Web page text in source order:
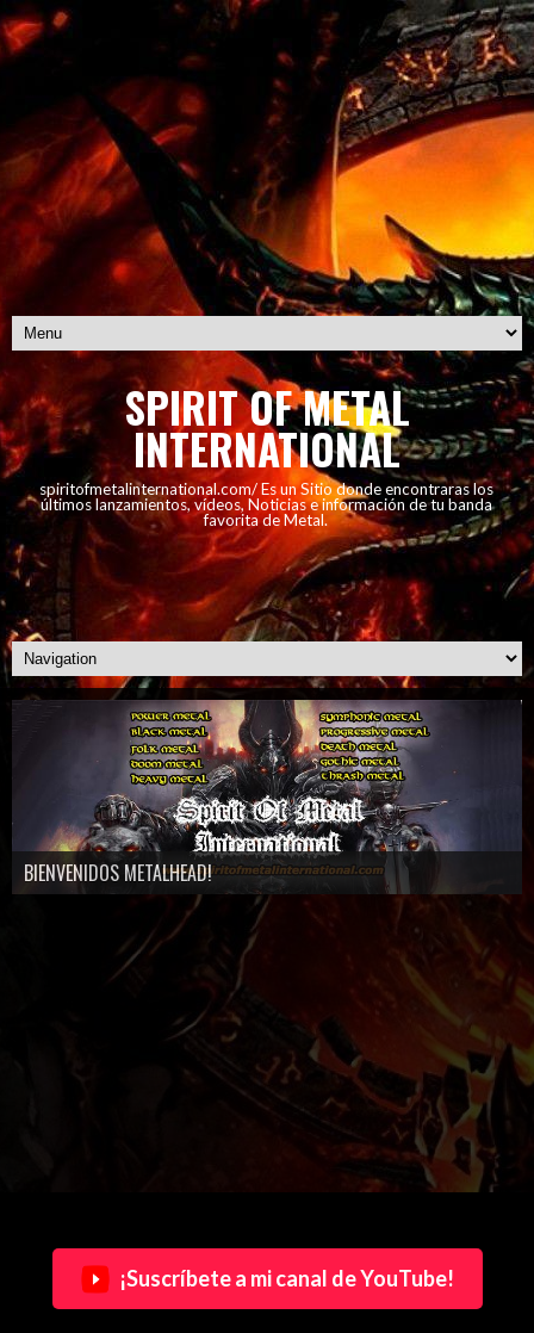
SPIRIT OF METAL
INTERNATIONAL
spiritofmetalinternational.com/ Es un Sitio donde encontraras los
últimos lanzamientos, vídeos, Noticias e información de tu banda
favorita de Metal.
BIENVENIDOS METALHEAD!
¡Suscríbete a mi canal de YouTube!